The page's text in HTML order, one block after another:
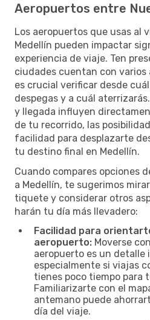
Aeropuertos entre
Los aeropuertos que usas al
Medellín pueden impactar
experiencia de viaje. Ten
ciudades cuentan con varios
es crucial verificar desde
despegas y a cuál
y llegada influyen
de tu recorrido, las
facilidad para desplazarte
tu destino final en Medellín.
Cuando compares opciones
a Medellín, te sugerimos
tiquete y considerar otros
harán tu día más llevadero:
Facilidad para
aeropuerto: Moverse
aeropuerto es un detalle
especialmente si viajas
tienes poco tiempo para
Familiarizarte con el
antemano puede
día del viaje.